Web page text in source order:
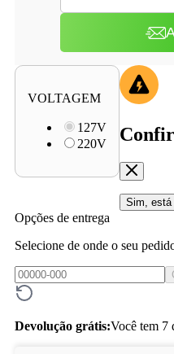
VOLTAGEM
127V
220V
Sim, está
Opções de entrega
Selecione de onde o seu
Devolução grátis:Você tem 7